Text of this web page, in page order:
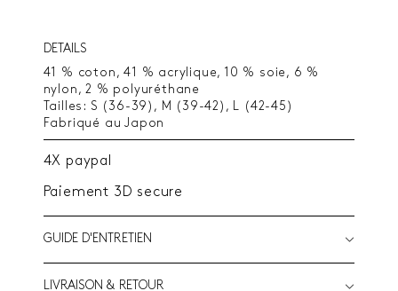
DETAILS
41 % coton, 41 % acrylique, 10 % soie, 6 %
nylon, 2 % polyuréthane
Tailles: S (36-39), M (39-42), L (42-45)
Fabriqué au Japon
4X paypal
Paiement 3D secure
GUIDE D'ENTRETIEN
LIVRAISON & RETOUR